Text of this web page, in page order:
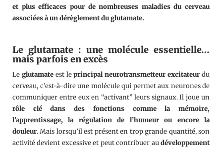
et plus efficaces pour de nombreuses maladies du cerveau
associées à un dérèglement du glutamate.
Le glutamate : une molécule essentielle…
mais parfois en excès
Le glutamateest leprincipal neurotransmetteur excitateur du
cerveau, c’est-à-dire une molécule qui permet aux neurones de
communiquer entre eux en “activant” leurs signaux. Il joue un
rôle clé dans des fonctions comme la mémoire,
l’apprentissage, la régulation de l’humeur ou encore la
douleur. Mais lorsqu’il est présent en trop grande quantité, son
activité devient excessive et peut contribuer audéveloppement